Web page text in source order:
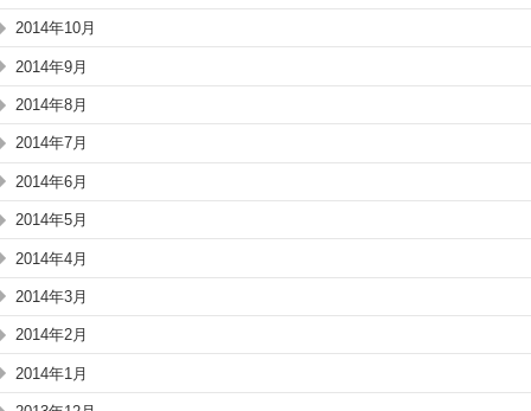
2014年10月
2014年9月
2014年8月
2014年7月
2014年6月
2014年5月
2014年4月
2014年3月
2014年2月
2014年1月